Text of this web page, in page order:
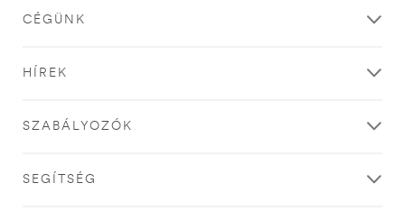
CÉGÜNK
HÍREK
SZABÁLYOZÓK
SEGÍTSÉG